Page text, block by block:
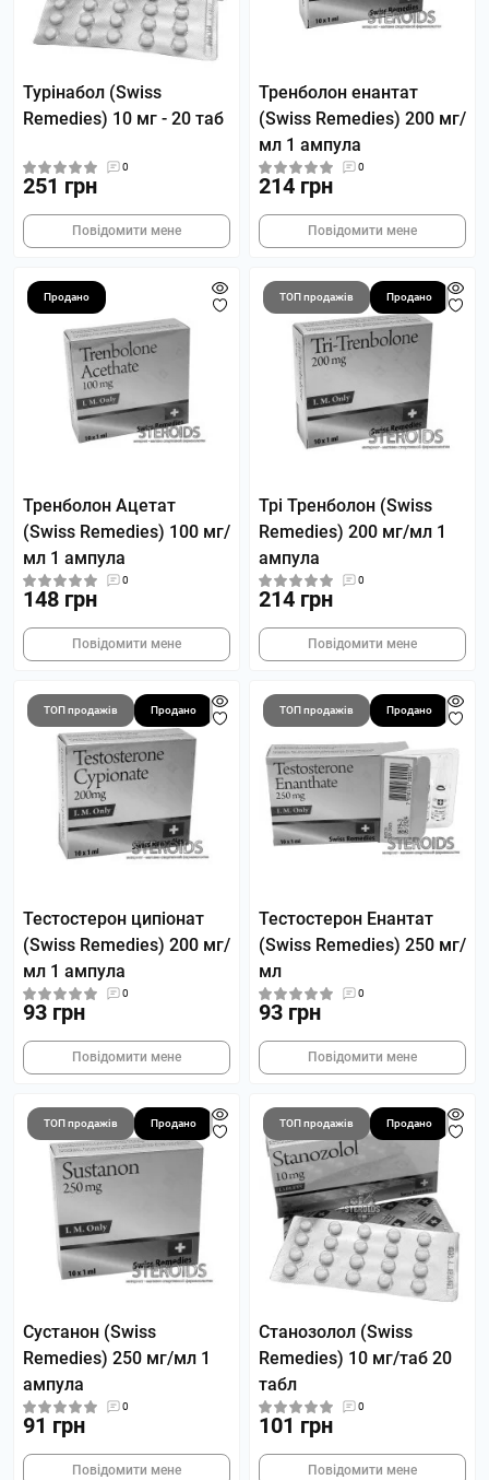
Турінабол (Swiss
Remedies) 10 мг - 20 таб
0
251 грн
Повідомити мене
Тренболон енантат
(Swiss Remedies) 200 мг/
мл 1 ампула
0
214 грн
Повідомити мене
Продано
Тренболон Ацетат
(Swiss Remedies) 100 мг/
мл 1 ампула
0
148 грн
Повідомити мене
ТОП продажів Продано
Трі Тренболон (Swiss
Remedies) 200 мг/мл 1
ампула
0
214 грн
Повідомити мене
ТОП продажів Продано
Тестостерон ципіонат
(Swiss Remedies) 200 мг/
мл 1 ампула
0
93 грн
Повідомити мене
ТОП продажів Продано
Тестостерон Енантат
(Swiss Remedies) 250 мг/
мл
0
93 грн
Повідомити мене
ТОП продажів Продано
Сустанон (Swiss
Remedies) 250 мг/мл 1
ампула
0
91 грн
Повідомити мене
ТОП продажів Продано
Станозолол (Swiss
Remedies) 10 мг/таб 20
табл
0
101 грн
Повідомити мене